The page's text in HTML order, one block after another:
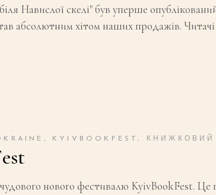
Навислої скелі" був уперше
абсолютним хітом наших продажів.
, KYIVBOOKFEST,
нового фестивалю KyivBookFest.